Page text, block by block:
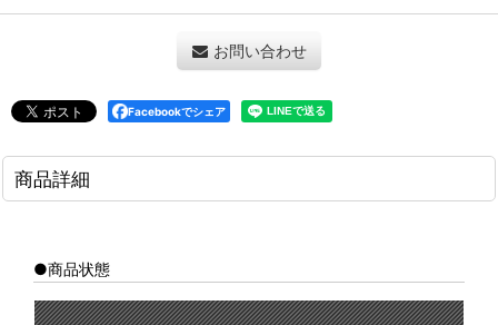
お問い合わせ
Facebookでシェア
商品詳細
●商品状態